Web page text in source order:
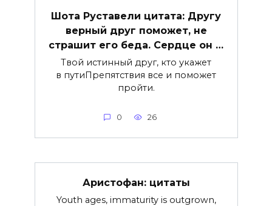
Шота Руставели цитата: Другу
верный друг поможет, не
страшит его беда. Сердце он …
Твой истинный друг, кто укажет
в путиПрепятствия все и поможет
пройти.
0 26
Аристофан: цитаты
Youth ages, immaturity is outgrown,